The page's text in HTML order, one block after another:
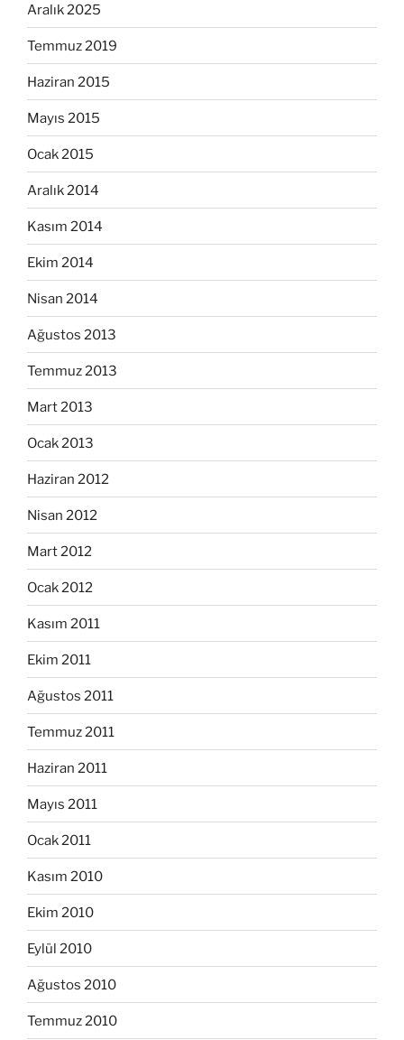
Aralık 2025
Temmuz 2019
Haziran 2015
Mayıs 2015
Ocak 2015
Aralık 2014
Kasım 2014
Ekim 2014
Nisan 2014
Ağustos 2013
Temmuz 2013
Mart 2013
Ocak 2013
Haziran 2012
Nisan 2012
Mart 2012
Ocak 2012
Kasım 2011
Ekim 2011
Ağustos 2011
Temmuz 2011
Haziran 2011
Mayıs 2011
Ocak 2011
Kasım 2010
Ekim 2010
Eylül 2010
Ağustos 2010
Temmuz 2010